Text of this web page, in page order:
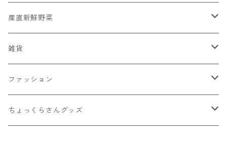
菓子
蕎麦ころりん
蕎麦ころりん（3個入り）
そば
市兵衛そば
市兵衛そば（3袋入り）
加工品
もろこしスープ（ドライ）
飲料類
産直新鮮野菜
おまかせ新鮮野菜詰め合わせ
とうもろこし
雑貨
Moccai
Moccai・ストラップ
シナノユキマスグッズ
ファッション
NANGA × MINAMIAIKI
ちょっくらさんグッズ